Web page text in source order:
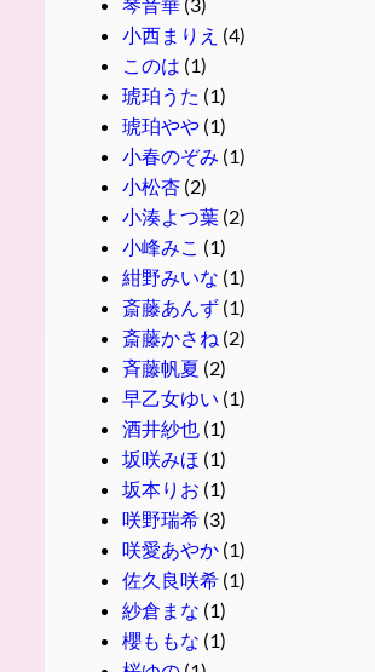
小西まりえ (4)
このは (1)
琥珀うた (1)
琥珀やや(1)
小春のぞみ (1)
小松杏(2)
小湊よつ葉(2)
小峰みこ (1)
紺野みいな (1)
斎藤あんず(1)
斎藤かさね (2)
斉藤帆夏 (2)
早乙女ゆい (1)
酒井紗也(1)
坂咲みほ (1)
坂本りお (1)
咲野瑞希(3)
咲愛あやか(1)
佐久良咲希(1)
紗倉まな (1)
櫻ももな (1)